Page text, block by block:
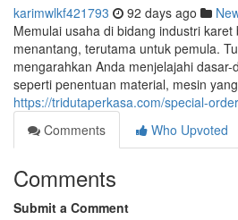
karimwlkf421793 92 days ago
Memulai usaha di bidang industri karet
menantang, terutama untuk pemula.
mengarahkan Anda menjelajahi
seperti penentuan material, mesin yang
https://tridutaperkasa.com/special-
Comments
Who Upvoted
Comments
Submit a Comment